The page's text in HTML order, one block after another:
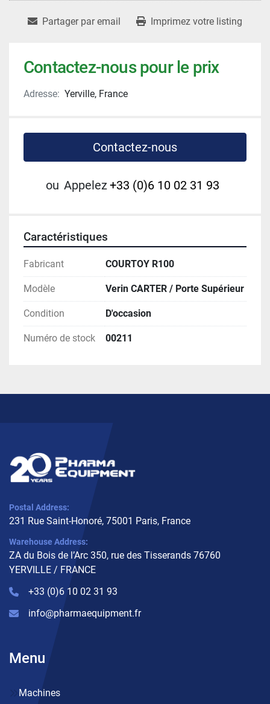
Partager par email Imprimez votre listing
Contactez-nous pour le prix
Adresse: Yerville, France
Contactez-nous
ou Appelez+33 (0)6 10 02 31 93
Caractéristiques
Fabricant COURTOY R100
Modèle Verin CARTER / Porte Supérieur
Condition D'occasion
Numéro de stock 00211
Postal Address:
231 Rue Saint-Honoré, 75001 Paris, France
Warehouse Address:
ZA du Bois de l’Arc 350, rue des Tisserands 76760
YERVILLE / FRANCE
+33 (0)6 10 02 31 93
info@pharmaequipment.fr
Menu
Machines